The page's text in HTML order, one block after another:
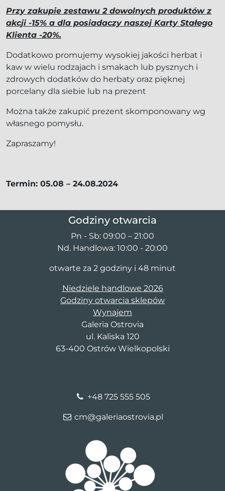
Przy zakupie zestawu 2 dowolnych produktów z
akcji -15% a dla posiadaczy naszej Karty Stałego
Klienta -20%.
Dodatkowo promujemy wysokiej jakości herbat i
kaw w wielu rodzajach i smakach lub pysznych i
zdrowych dodatków do herbaty oraz pięknej
porcelany dla siebie lub na prezent
Można także zakupić prezent skomponowany wg
własnego pomysłu.
Zapraszamy!
Termin: 05.08 – 24.08.2024
Godziny otwarcia
Pn - Sb: 09:00 – 21:00
Nd. Handlowa: 10:00 - 20:00
otwarte za 2 godziny i 48 minut
Niedziele handlowe 2026
Godziny otwarcia sklepów
Wynajem
Galeria Ostrovia
ul. Kaliska 120
63-400 Ostrów Wielkopolski
+48 725 555 505
cm@galeriaostrovia.pl